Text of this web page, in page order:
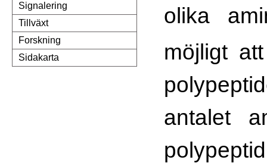
Signalering
Tillväxt
Forskning
Sidakarta
olika
möjligt
antalet